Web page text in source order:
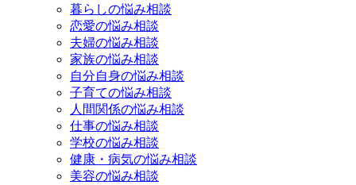
暮らしの悩み相談
恋愛の悩み相談
夫婦の悩み相談
家族の悩み相談
自分自身の悩み相談
子育ての悩み相談
人間関係の悩み相談
仕事の悩み相談
学校の悩み相談
健康・病気の悩み相談
美容の悩み相談